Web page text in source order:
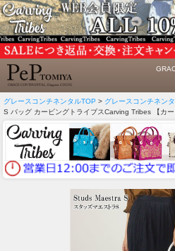
グレースコンチネンタルTOP > グレースコンチネン
S バッグ カービングトライブスCarving Tribes 【カー